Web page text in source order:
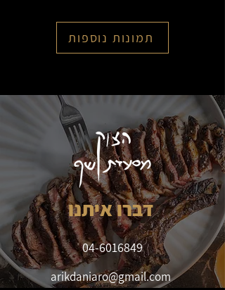
תמונות נוספות
דברו איתנו
04-6016849
arikdaniaro@gmail.com